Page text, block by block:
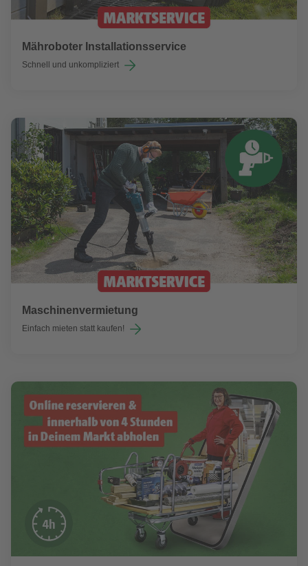
Mähroboter Installationsservice
Schnell und unkompliziert
Maschinenvermietung
Einfach mieten statt kaufen!